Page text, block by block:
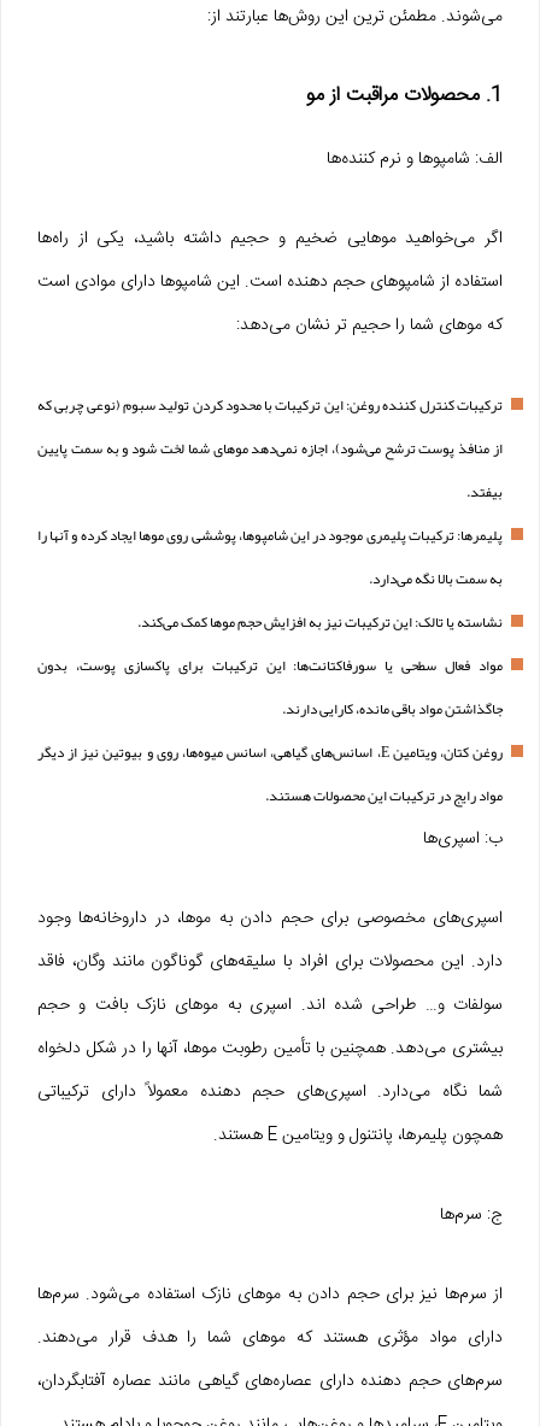
می‌شوند. مطمئن ترین این روش‌‌ها عبارتند از:
1. محصولات مراقبت از مو
الف: شامپوها و نرم کننده‌ها
اگر می‌خواهید موهایی ضخیم و حجیم داشته باشید، یکی از راه‌ها
استفاده از شامپوهای حجم دهنده است. این شامپوها دارای موادی است
که موهای شما را حجیم تر نشان می‌دهد:
ترکیبات کنترل کننده روغن: این ترکیبات با محدود کردن تولید سبوم (نوعی چربی که
از منافذ پوست ترشح می‌شود)، اجازه نمی‌دهد موهای شما لخت شود و به سمت پایین
بیفتد.
پلیمرها: ترکیبات پلیمری موجود در این شامپوها، پوششی روی موها ایجاد کرده و آنها را
به سمت بالا نگه می‌دارد.
نشاسته یا تالک: این ترکیبات نیز به افزایش حجم موها کمک می‌کند.
مواد فعال سطحی یا سورفاکتانت‌ها: این ترکیبات برای پاکسازی پوست، بدون
جاگذاشتن مواد باقی مانده، کارایی دارند.
روغن کتان، ویتامین E، اسانس‌های گیاهی، اسانس میوه‌ها، روی و بیوتین نیز از دیگر
مواد رایج در ترکیبات این محصولات هستند.
ب: اسپری‌ها
اسپری‌های مخصوصی برای حجم دادن به موها، در داروخانه‌ها وجود
دارد. این محصولات برای افراد با سلیقه‌های گوناگون مانند وگان، فاقد
سولفات و… طراحی شده اند. اسپری به موهای نازک بافت و حجم
بیشتری می‌دهد. همچنین با تأمین رطوبت موها، آنها را در شکل دلخواه
شما نگاه می‌دارد. اسپری‌های حجم دهنده معمولاً دارای ترکیباتی
همچون پلیمرها، پانتنول و ویتامین E هستند.
ج: سرم‌ها
از سرم‌ها نیز برای حجم دادن به موهای نازک استفاده می‌شود. سرم‌ها
دارای مواد مؤثری هستند که موهای شما را هدف قرار می‌دهند.
سرم‌های حجم دهنده دارای عصاره‌های گیاهی مانند عصاره آفتابگردان،